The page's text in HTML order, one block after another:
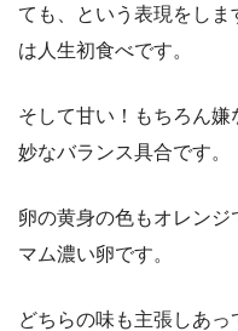
ても、という表現をし
は人生初食べです。
そして甘い！もちろん
妙なバランス具合です。
卵の黄身の色もオレン
マム濃い卵です。
どちらの味も主張しあ